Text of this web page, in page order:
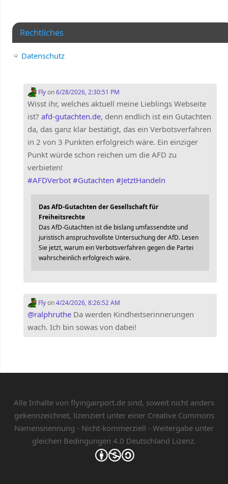
Rechtliches
Datenschutz
Flyon6/28/2026, 2:30:51 PM
Wisst ihr, welches aktuell meine Lieblings Webseite
ist? afd-gutachten.de, denn endlich ist ein Gutachten
da, das ganz klar bestätigt, das ein Verbotsverfahren
in 2 von 3 Punkten erfolgreich wäre. Ein einziger
Punkt würde schon reichen um die AFD zu
verbieten!
#AFDVerbot #Gutachten #JetztHandeln
Das AfD-Gutachten der Gesellschaft für
Freiheitsrechte
Das AfD-Gutachten ist die bislang umfassendste und
juristisch anspruchsvollste Untersuchung der AfD. Lesen
Sie jetzt, warum ein Verbotsverfahren gegen die Partei
wahrscheinlich erfolgreich wäre.
Flyon4/24/2026, 8:26:52 AM
@ralphrutheDa werden Kindheitserinnerungen
wach. Ich bin sowas von dabei!
Alle Inhalte von flyingairport.de sind, soweit nicht anders
gekennzeichnet, lizenziert unter einer Creative Commons
Namensnennung - Nicht-kommerziell - Weitergabe unter
gleichen Bedingungen 4.0 Deutschland Lizenz.